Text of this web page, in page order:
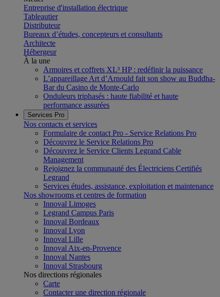
Entreprise d'installation électrique
Tableautier
Distributeur
Bureaux d’études, concepteurs et consultants
Architecte
Hébergeur
À la une
Armoires et coffrets XL³ HP : redéfinir la puissance
L’appareillage Art d’Arnould fait son show au Buddha-
Bar du Casino de Monte-Carlo
Onduleurs triphasés : haute fiabilité et haute
performance assurées
Services Pro
Nos contacts et services
Formulaire de contact Pro - Service Relations Pro
Découvrez le Service Relations Pro
Découvrez le Service Clients Legrand Cable
Management
Rejoignez la communauté des Électriciens Certifiés
Legrand
Services études, assistance, exploitation et maintenance
Nos showrooms et centres de formation
Innoval Limoges
Legrand Campus Paris
Innoval Bordeaux
Innoval Lyon
Innoval Lille
Innoval Aix-en-Provence
Innoval Nantes
Innoval Strasbourg
Nos directions régionales
Carte
Contacter une direction régionale